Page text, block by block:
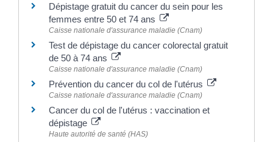
Dépistage gratuit du cancer du sein pour les
femmes entre 50 et 74 ans
Caisse nationale d'assurance maladie (Cnam)
Test de dépistage du cancer colorectal gratuit
de 50 à 74 ans
Caisse nationale d'assurance maladie (Cnam)
Prévention du cancer du col de l'utérus
Caisse nationale d'assurance maladie (Cnam)
Cancer du col de l'utérus : vaccination et
dépistage
Haute autorité de santé (HAS)